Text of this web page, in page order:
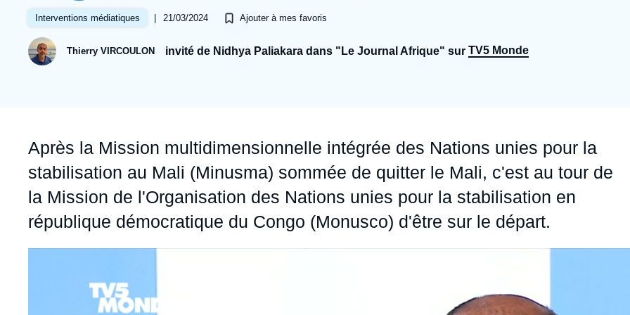
Partenariats et réseaux
Nous soutenir en tant que professionnel
Ramses
Politique étrangère
Intelligence artificielle
Guerre en Ukraine
Europe
Russie - Eurasie
Jeudi 17 septembre 2026 17:30
Interventions médiatiques | 21/03/2024 Ajouter à mes favoris
Thierry VIRCOULON invité de Nidhya Paliakara dans "Le Journal Afrique" sur TV5 Monde
Accroche
Après la Mission multidimensionnelle intégrée des Nations unies pour la
stabilisation au Mali (Minusma) sommée de quitter le Mali, c'est au tour de
la Mission de l'Organisation des Nations unies pour la stabilisation en
république démocratique du Congo (Monusco) d'être sur le départ.